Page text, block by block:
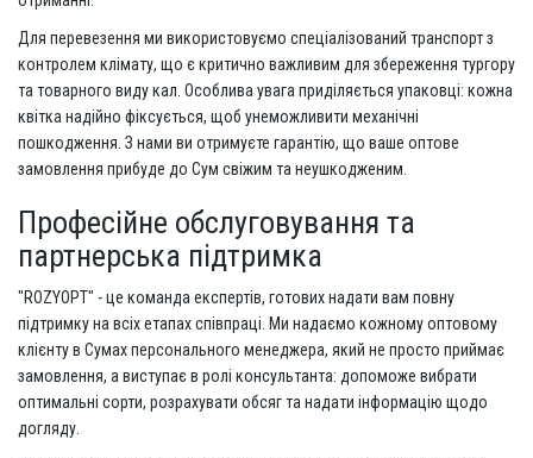
Для перевезення ми використовуємо спеціалізований транспорт з
контролем клімату, що є критично важливим для збереження тургору
та товарного виду кал. Особлива увага приділяється упаковці: кожна
квітка надійно фіксується, щоб унеможливити механічні
пошкодження. З нами ви отримуєте гарантію, що ваше оптове
замовлення прибуде до Сум свіжим та неушкодженим.
Професійне обслуговування та
партнерська підтримка
"ROZYOPT" - це команда експертів, готових надати вам повну
підтримку на всіх етапах співпраці. Ми надаємо кожному оптовому
клієнту в Сумах персонального менеджера, який не просто приймає
замовлення, а виступає в ролі консультанта: допоможе вибрати
оптимальні сорти, розрахувати обсяг та надати інформацію щодо
догляду.